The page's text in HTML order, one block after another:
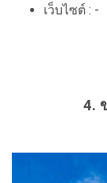
เว็บไซต์ : -
4.